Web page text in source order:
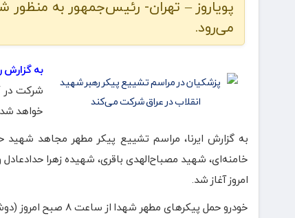
پویاروز – تهران- رئیس‌جمهور به منظور
می‌رود.
به گزارش
خواهد
به گزارش ایرنا، مراسم تشییع پیکر مطهر مجاهد
امروز آغاز شد.
خودرو حمل